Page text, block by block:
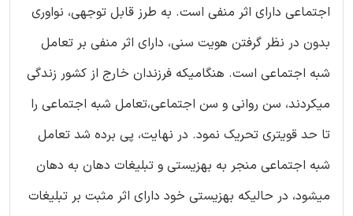
اجتماعی دارای اثر منفی است. به طرز قابل توجهی، نواوری
بدون در نظر گرفتن هویت سنی، دارای اثر منفی بر تعامل
شبه اجتماعی است. هنگامیکه فرزندان خارج از کشور زندگی
میکردند، سن روانی و سن اجتماعی،تعامل شبه اجتماعی را
تا حد قویتری تحریک نمود. در نهایت، پی برده شد تعامل
شبه اجتماعی منجر به بهزیستی و تبلیغات دهان به دهان
میشود، در حالیکه بهزیستی خود دارای اثر مثبت بر تبلیغات